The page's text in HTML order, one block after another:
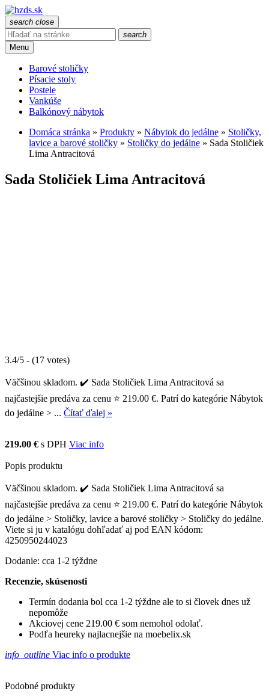
search close
search
Menu
Barové stoličky
Písacie stoly
Postele
Vankúše
Balkónový nábytok
Domáca stránka » Produkty » Nábytok do jedálne » Stoličky,
lavice a barové stoličky » Stoličky do jedálne » Sada Stoličiek
Lima Antracitová
Sada Stoličiek Lima Antracitová
3.4/5 - (17 votes)
Väčšinou skladom. ✔️ Sada Stoličiek Lima Antracitová sa
najčastejšie predáva za cenu ⭐ 219.00 €. Patrí do kategórie Nábytok
do jedálne > ... Čítať ďalej »
219.00 € s DPH Viac info
Popis produktu
Väčšinou skladom. ✔️ Sada Stoličiek Lima Antracitová sa
najčastejšie predáva za cenu ⭐ 219.00 €. Patrí do kategórie Nábytok
do jedálne > Stoličky, lavice a barové stoličky > Stoličky do jedálne.
Viete si ju v katalógu dohľadať aj pod EAN kódom:
4250950244023
Dodanie: cca 1-2 týždne
Recenzie, skúsenosti
Termín dodania bol cca 1-2 týždne ale to si človek dnes už
nepomôže
Akciovej cene 219.00 € som nemohol odolať.
Podľa heureky najlacnejšie na moebelix.sk
info_outline Viac info o produkte
Podobné produkty